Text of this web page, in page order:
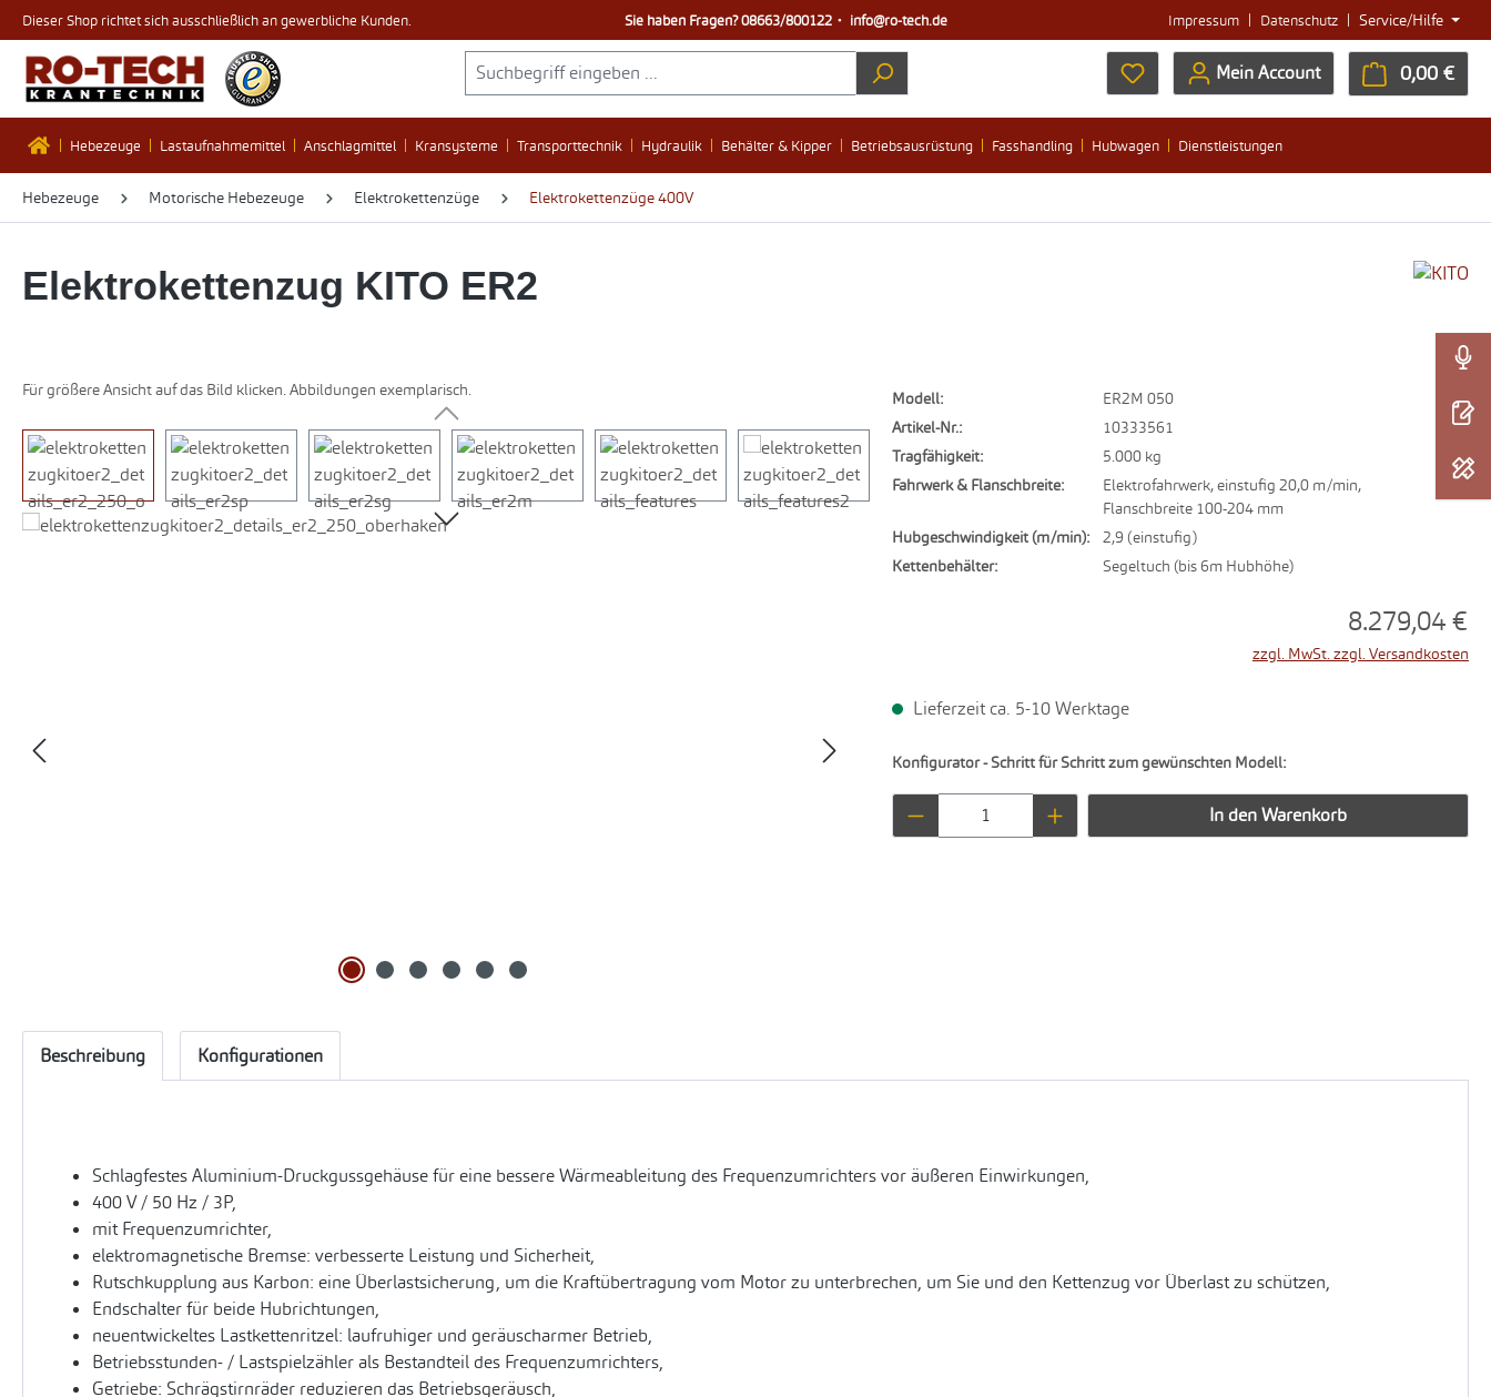
Hauptinhalt springen
Zur Suche springen
Zur Hauptnavigation springen
Dieser Shop richtet sich ausschließlich an gewerbliche Kunden. Sie haben Fragen?08663/800122・ info@ro-tech.de Impressum | Datenschutz | Service/Hilfe
Du hast 0 Produkte auf dem Merkzettel
Mein Account 0,00 €
Hebezeuge Lastaufnahmemittel Anschlagmittel Kransysteme Transporttechnik Hydraulik Behälter & Kipper Betriebsausrüstung Fasshandling Hubwagen Dienstleistungen
Hebezeuge Motorische Hebezeuge Elektrokettenzüge Elektrokettenzüge 400V
Elektrokettenzug KITO ER2
Für größere Ansicht auf das Bild klicken. Abbildungen exemplarisch. Modell:
ER2M 050
Artikel-Nr.:
10333561
Tragfähigkeit:
5.000 kg
Fahrwerk & Flanschbreite:
Elektrofahrwerk, einstufig 20,0 m/min,
Flanschbreite 100-204 mm
Hubgeschwindigkeit (m/min):
2,9 (einstufig)
Kettenbehälter:
Segeltuch (bis 6m Hubhöhe)
8.279,04 €
zzgl. MwSt. zzgl. Versandkosten
Lieferzeit ca. 5-10 Werktage
Konfigurator - Schritt für Schritt zum gewünschten Modell:
Produkt Anzahl: Gib den gewünschten Wert ein
In den Warenkorb
Beschreibung Konfigurationen
Schlagfestes Aluminium-Druckgussgehäuse für eine bessere Wärmeableitung des Frequenzumrichters vor äußeren Einwirkungen,
400 V / 50 Hz / 3P,
mit Frequenzumrichter,
elektromagnetische Bremse: verbesserte Leistung und Sicherheit,
Rutschkupplung aus Karbon: eine Überlastsicherung, um die Kraftübertragung vom Motor zu unterbrechen, um Sie und den Kettenzug vor Überlast zu schützen,
Endschalter für beide Hubrichtungen,
neuentwickeltes Lastkettenritzel: laufruhiger und geräuscharmer Betrieb,
Betriebsstunden- / Lastspielzähler als Bestandteil des Frequenzumrichters,
Getriebe: Schrägstirnräder reduzieren das Betriebsgeräusch,